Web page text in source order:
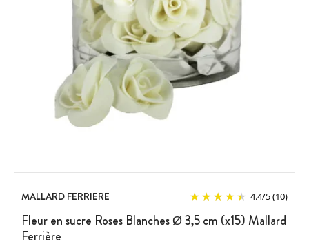
MALLARD FERRIERE 4.4/5(10)
Fleur en sucre Roses Blanches Ø 3,5 cm (x15) Mallard
Ferrière